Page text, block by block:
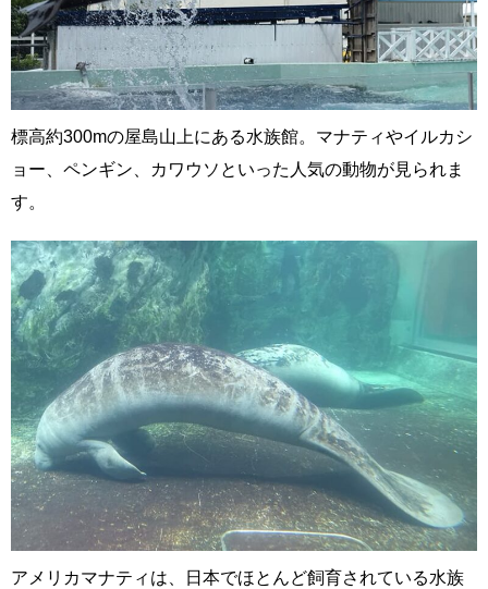
標高約300mの屋島山上にある水族館。マナティやイルカシ
ョー、ペンギン、カワウソといった人気の動物が見られま
す。
アメリカマナティは、日本でほとんど飼育されている水族